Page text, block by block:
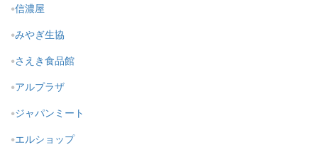
信濃屋
みやぎ生協
さえき食品館
アルプラザ
ジャパンミート
エルショップ